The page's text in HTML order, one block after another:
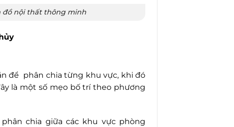
đồ nội thất thông minh
để phân chia từng khu vực, khi đó
là một số mẹo bố trí theo phương
chia giữa các khu vực phòng